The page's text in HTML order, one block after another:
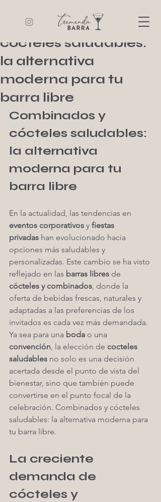
Combinados y
cócteles saludables:
la alternativa
moderna para tu
barra libre
Combinados y
cócteles saludables:
la alternativa
moderna para tu
barra libre
En la actualidad, las tendencias en
eventos corporativos y fiestas
privadas han evolucionado hacia
opciones más saludables y
personalizadas. Este cambio se ha visto
reflejado en las barras libres de
cócteles y combinados, donde la
oferta de bebidas frescas, naturales y
adaptadas a las preferencias de los
invitados es cada vez más demandada.
Ya sea para una boda o una
convención, la elección de cocteles
saludables no solo es una decisión
acertada desde el punto de vista del
bienestar, sino que también puede
convertirse en el punto focal de la
celebración. Combinados y cócteles
saludables: la alternativa moderna para
tu barra libre.
La creciente
demanda de
cócteles y